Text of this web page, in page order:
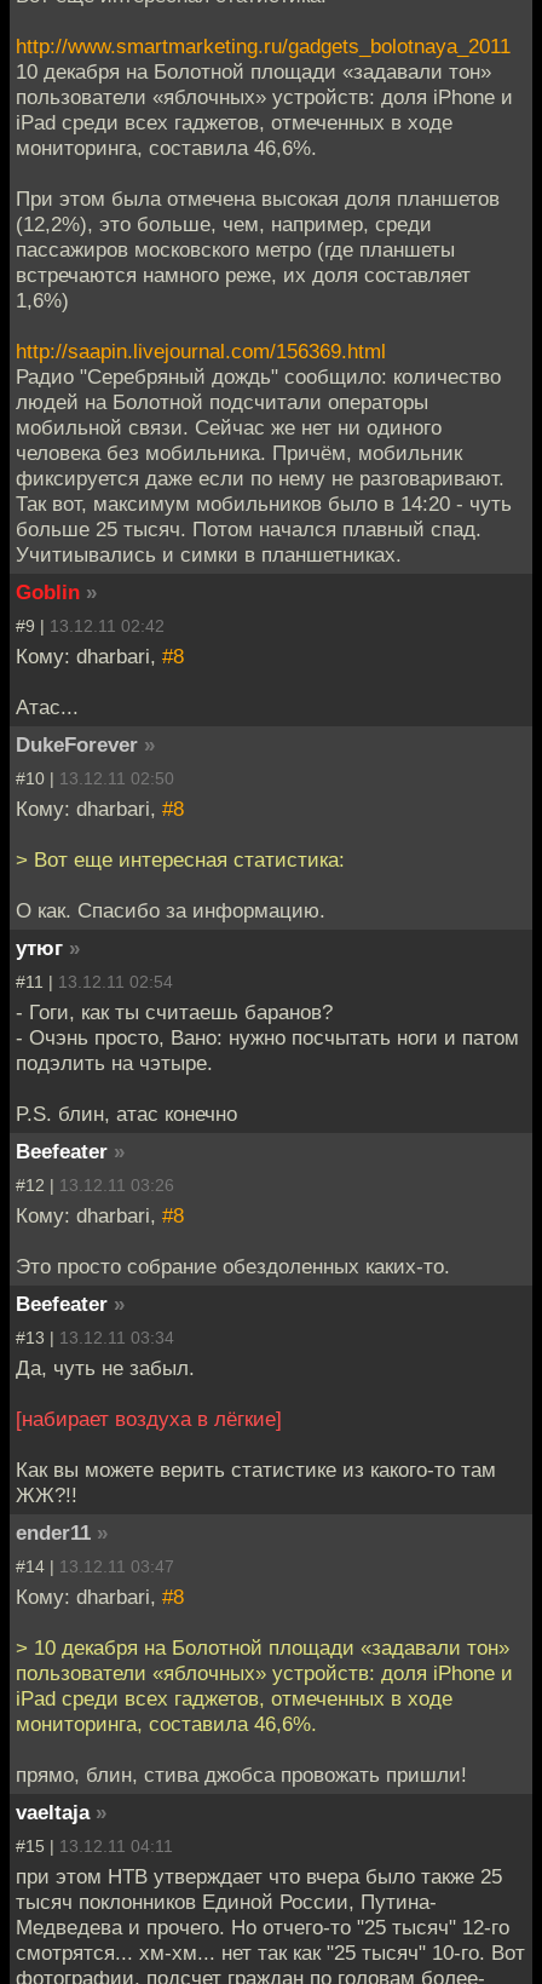
http://www.smartmarketing.ru/gadgets_bolotnaya_2011
10 декабря на Болотной площади «задавали тон»
пользователи «яблочных» устройств: доля iPhone и
iPad среди всех гаджетов, отмеченных в ходе
мониторинга, составила 46,6%.
При этом была отмечена высокая доля планшетов
(12,2%), это больше, чем, например, среди
пассажиров московского метро (где планшеты
встречаются намного реже, их доля составляет
1,6%)
http://saapin.livejournal.com/156369.html
Радио "Серебряный дождь" сообщило: количество
людей на Болотной подсчитали операторы
мобильной связи. Сейчас же нет ни одиного
человека без мобильника. Причём, мобильник
фиксируется даже если по нему не разговаривают.
Так вот, максимум мобильников было в 14:20 - чуть
больше 25 тысяч. Потом начался плавный спад.
Учитиывались и симки в планшетниках.
Goblin »
#9 | 13.12.11 02:42
Кому: dharbari, #8
Атас...
DukeForever »
#10 | 13.12.11 02:50
Кому: dharbari, #8
> Вот еще интересная статистика:
О как. Спасибо за информацию.
утюг »
#11 | 13.12.11 02:54
- Гоги, как ты считаешь баранов?
- Очэнь просто, Вано: нужно посчытать ноги и патом
подэлить на чэтыре.
P.S. блин, атас конечно
Beefeater »
#12 | 13.12.11 03:26
Кому: dharbari, #8
Это просто собрание обездоленных каких-то.
Beefeater »
#13 | 13.12.11 03:34
Да, чуть не забыл.
[набирает воздуха в лёгкие]
Как вы можете верить статистике из какого-то там
ЖЖ?!!
ender11 »
#14 | 13.12.11 03:47
Кому: dharbari, #8
> 10 декабря на Болотной площади «задавали тон»
пользователи «яблочных» устройств: доля iPhone и
iPad среди всех гаджетов, отмеченных в ходе
мониторинга, составила 46,6%.
прямо, блин, стива джобса провожать пришли!
vaeltaja »
#15 | 13.12.11 04:11
при этом НТВ утверждает что вчера было также 25
тысяч поклонников Единой России, Путина-
Медведева и прочего. Но отчего-то "25 тысяч" 12-го
смотрятся... хм-хм... нет так как "25 тысяч" 10-го. Вот
фотографии, подсчет граждан по головам более-